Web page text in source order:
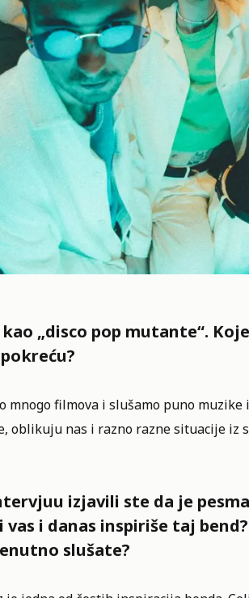
kao „disco pop mutante“.
mnogo filmova i slušamo puno
oblikuju nas i razno razne situacije iz
izjavili ste da je
vas i danas inspiriše taj
slušate?